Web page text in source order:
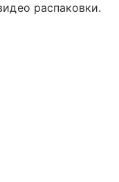
распаковки.